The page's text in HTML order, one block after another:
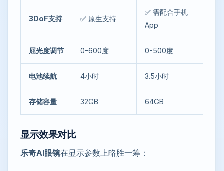
3DoF支持 ✅ 原生支持
✅ 需配合手机
App
屈光度调节 0-600度 0-500度
电池续航 4小时 3.5小时
存储容量 32GB 64GB
显示效果对比
乐奇AI眼镜在显示参数上略胜一筹：